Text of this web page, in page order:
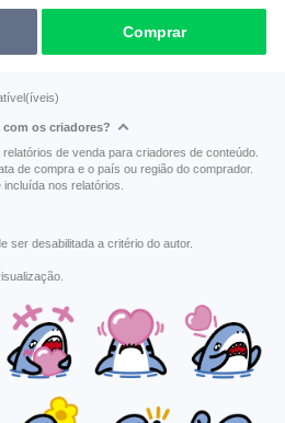
Comprar
os criadores?
de venda para criadores de conteúdo.
de compra e o país ou região do comprador.
nos relatórios.
ser desabilitada a critério do autor.